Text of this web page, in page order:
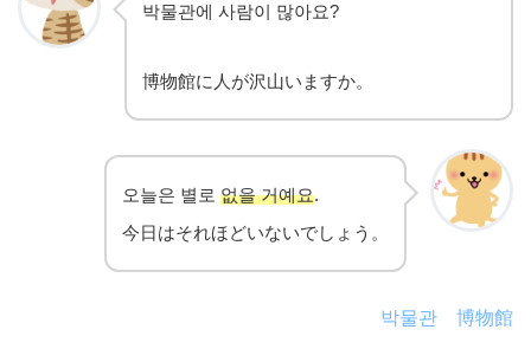
박물관에 사람이 많아요?
博物館に人が沢山いますか。
오늘은 별로 없을 거예요.
今日はそれほどいないでしょう。
박물관 博物館